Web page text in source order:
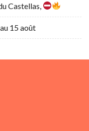
Castellas,
15 août